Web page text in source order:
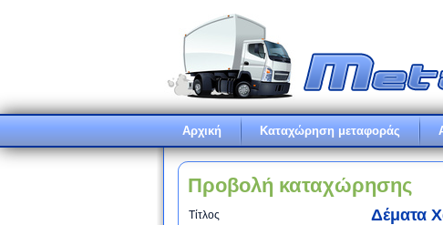
Αρχική Καταχώρηση μεταφοράς
Προβολή καταχώρησης
Τίτλος Δέματα